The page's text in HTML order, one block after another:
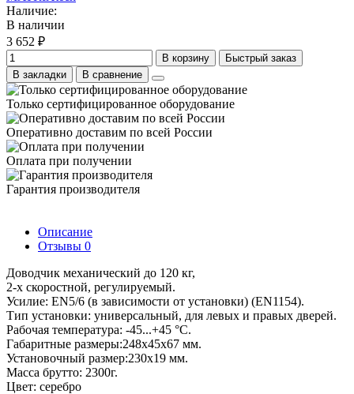
Наличие:
В наличии
3 652 ₽
В корзину
Быстрый заказ
В закладки
В сравнение
Только сертифицированное оборудование
Оперативно доставим по всей России
Оплата при получении
Гарантия производителя
Описание
Отзывы 0
Доводчик механический до 120 кг,
2-х скоростной, регулируемый.
Усилие: EN5/6 (в зависимости от установки) (EN1154).
Тип установки: универсальный, для левых и правых дверей.
Рабочая температура: -45...+45 °С.
Габаритные размеры:248х45х67 мм.
Установочный размер:230х19 мм.
Масса брутто: 2300г.
Цвет: серебро